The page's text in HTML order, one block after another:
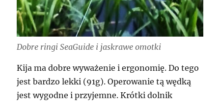
Dobre ringi SeaGuide i jaskrawe omotki
Kija ma dobre wyważenie i ergonomię. Do tego
jest bardzo lekki (91g). Operowanie tą wędką
jest wygodne i przyjemne. Krótki dolnik